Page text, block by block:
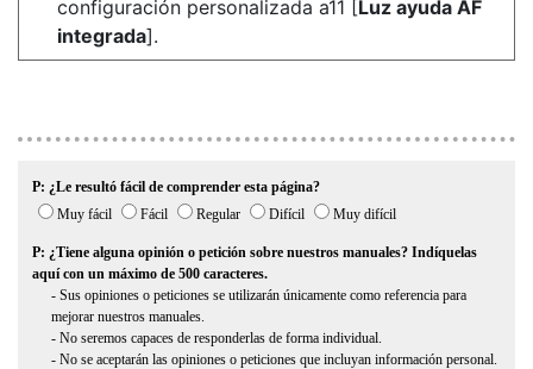
configuración personalizada a11 [Luz ayuda AF
integrada].